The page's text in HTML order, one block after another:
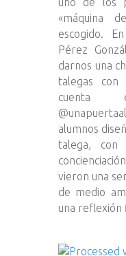
«máquina
escogido.
Pérez
darnos una
talegas con
cuenta
alumnos
talega,
vieron una
de medio
una reflexión